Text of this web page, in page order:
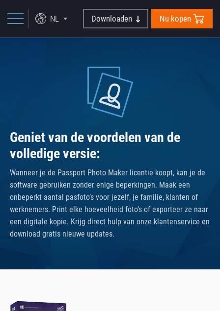
NL Downloaden Nu kopen
Geniet van de voordelen van de
volledige versie:
Wanneer je de Passport Photo Maker licentie koopt, kan je de
software gebruiken zonder enige beperkingen. Maak een
onbeperkt aantal pasfoto’s voor jezelf, je familie, klanten of
werknemers. Print elke hoeveelheid foto’s of exporteer ze naar
een digitale kopie. Krijg direct hulp van onze klantenservice en
download gratis nieuwe updates.